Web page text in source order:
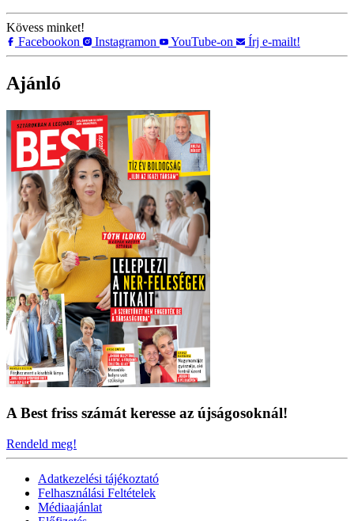
Kövess minket!
Facebookon
Instagramon YouTube-on Írj e-mailt!
Ajánló
A Best friss számát keresse az újságosoknál!
Rendeld meg!
Adatkezelési tájékoztató
Felhasználási Feltételek
Médiaajánlat